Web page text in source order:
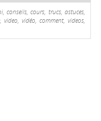
conseils, cours, trucs, astuces,
vidéo, comment, videos,